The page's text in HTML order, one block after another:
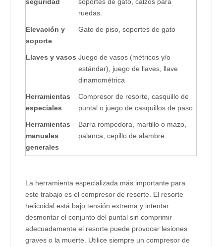
ruedas.
Elevación y
soporte
Gato de piso, soportes de gato
Llaves y vasos Juego de vasos (métricos y/o
estándar), juego de llaves, llave
dinamométrica
Herramientas
especiales
Compresor de resorte, casquillo de
puntal o juego de casquillos de paso
Herramientas
manuales
generales
Barra rompedora, martillo o mazo,
palanca, cepillo de alambre
La herramienta especializada más importante para
este trabajo es el compresor de resorte. El resorte
helicoidal está bajo tensión extrema y intentar
desmontar el conjunto del puntal sin comprimir
adecuadamente el resorte puede provocar lesiones
graves o la muerte. Utilice siempre un compresor de